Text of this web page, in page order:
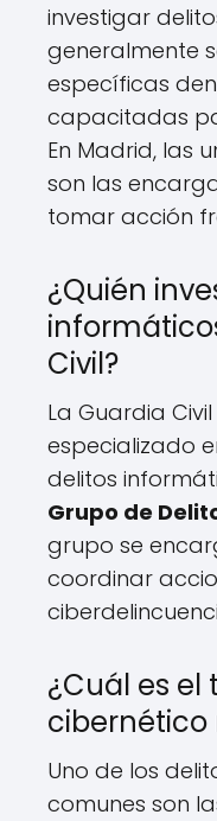
investigar
generalmente
específicas
capacitadas
En Madrid, las
son las
tomar acción
¿Quién
Civil?
La Guardia
especializado
delitos
Grupo de
grupo se
coordinar
¿Cuál es el
Uno de los
comunes son